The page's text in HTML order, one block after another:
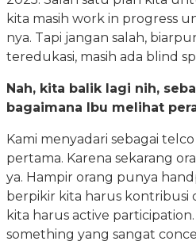
kita masih work in progress
nya. Tapi jangan salah,
teredukasi, masih ada blind
Nah, kita balik lagi nih,
bagaimana Ibu melihat
Kami menyadari sebagai
pertama. Karena sekarang
ya. Hampir orang punya
berpikir kita harus kontribusi
kita harus active
something yang sangat